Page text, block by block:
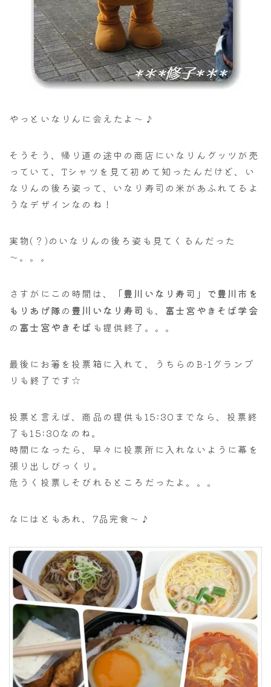
やっといなりんに会えたよ～♪
そうそう、帰り道の途中の商店にいなりんグッツが売
っていて、Tシャツを見て初めて知ったんだけど、い
なりんの後ろ姿って、いなり寿司の米があふれてるよ
うなデザインなのね！
実物(？)のいなりんの後ろ姿も見てくるんだった
～。。。
さすがにこの時間は、
「豊川いなり寿司」で豊川市を
もりあげ隊の 豊川いなり寿司 も、 富士宮やきそば学会
の 富士宮やきそば も提供終了。。。
最後にお箸を投票箱に入れて、うちらのB-1グランプ
リも終了です☆
投票と言えば、商品の提供も15:30までなら、投票終
了も15:30なのね。
時間になったら、早々に投票所に入れないように幕を
張り出しびっくり。
危うく投票しそびれるところだったよ。。。
なにはともあれ、7品完食～♪